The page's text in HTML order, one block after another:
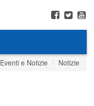
Eventi e Notizie Notizie